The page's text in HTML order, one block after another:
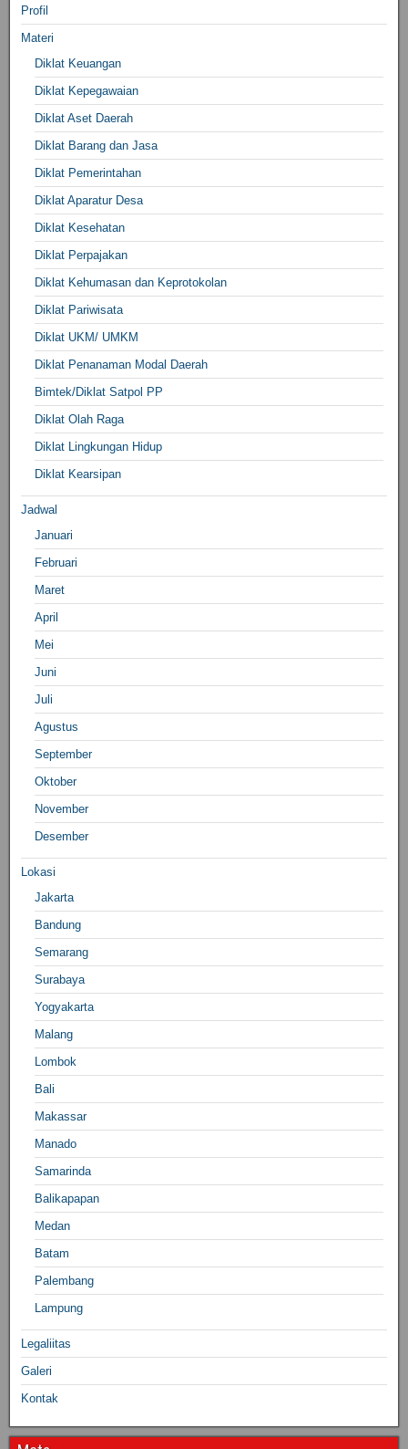
Profil
Materi
Diklat Keuangan
Diklat Kepegawaian
Diklat Aset Daerah
Diklat Barang dan Jasa
Diklat Pemerintahan
Diklat Aparatur Desa
Diklat Kesehatan
Diklat Perpajakan
Diklat Kehumasan dan Keprotokolan
Diklat Pariwisata
Diklat UKM/ UMKM
Diklat Penanaman Modal Daerah
Bimtek/Diklat Satpol PP
Diklat Olah Raga
Diklat Lingkungan Hidup
Diklat Kearsipan
Jadwal
Januari
Februari
Maret
April
Mei
Juni
Juli
Agustus
September
Oktober
November
Desember
Lokasi
Jakarta
Bandung
Semarang
Surabaya
Yogyakarta
Malang
Lombok
Bali
Makassar
Manado
Samarinda
Balikapapan
Medan
Batam
Palembang
Lampung
Legaliitas
Galeri
Kontak